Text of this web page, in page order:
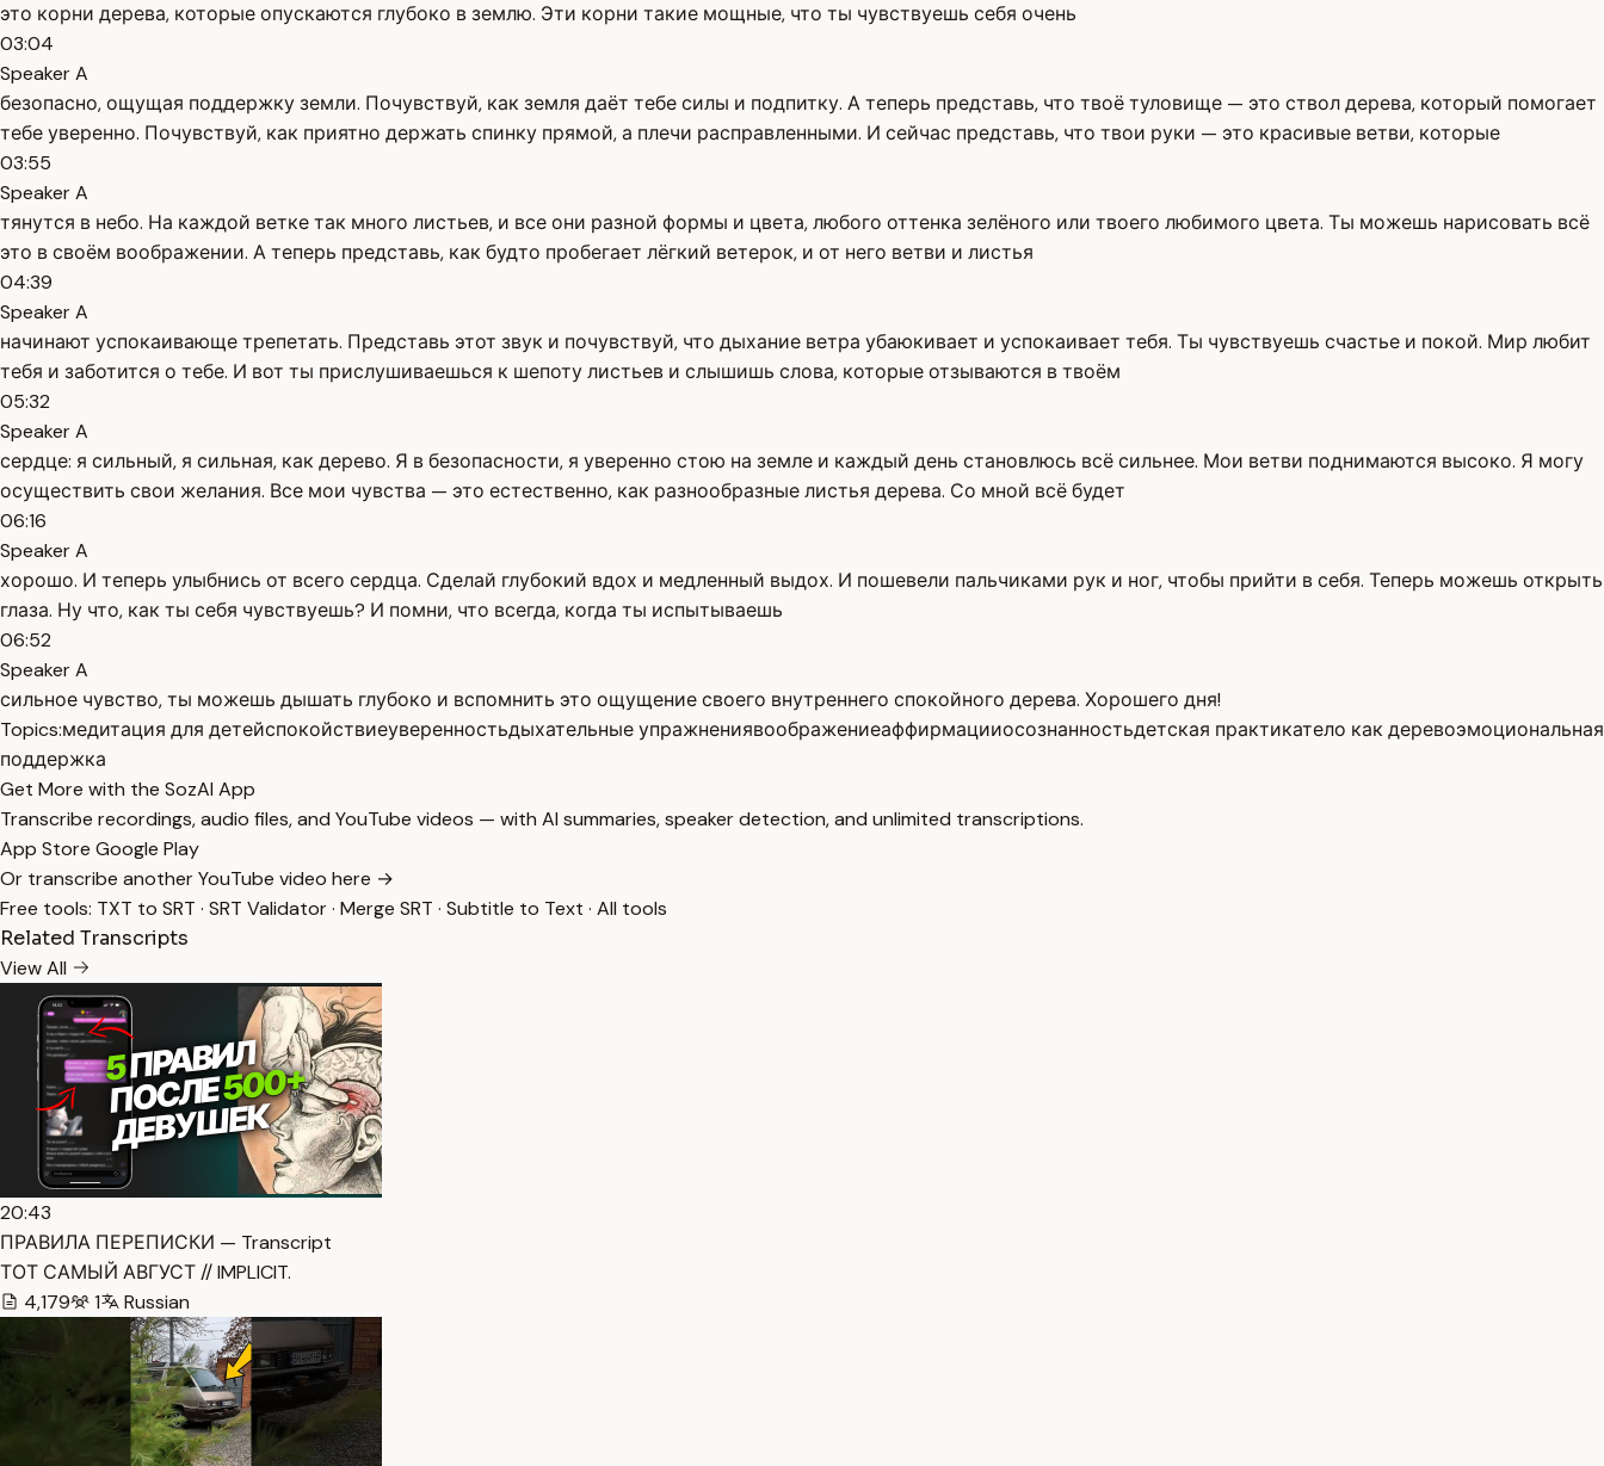
это корни дерева, которые опускаются глубоко в землю. Эти корни такие мощные, что ты чувствуешь себя очень
03:04
Speaker A
безопасно, ощущая поддержку земли. Почувствуй, как земля даёт тебе силы и подпитку. А теперь представь, что твоё туловище — это ствол дерева, который помогает
тебе уверенно. Почувствуй, как приятно держать спинку прямой, а плечи расправленными. И сейчас представь, что твои руки — это красивые ветви, которые
03:55
Speaker A
тянутся в небо. На каждой ветке так много листьев, и все они разной формы и цвета, любого оттенка зелёного или твоего любимого цвета. Ты можешь нарисовать всё
это в своём воображении. А теперь представь, как будто пробегает лёгкий ветерок, и от него ветви и листья
04:39
Speaker A
начинают успокаивающе трепетать. Представь этот звук и почувствуй, что дыхание ветра убаюкивает и успокаивает тебя. Ты чувствуешь счастье и покой. Мир любит
тебя и заботится о тебе. И вот ты прислушиваешься к шепоту листьев и слышишь слова, которые отзываются в твоём
05:32
Speaker A
сердце: я сильный, я сильная, как дерево. Я в безопасности, я уверенно стою на земле и каждый день становлюсь всё сильнее. Мои ветви поднимаются высоко. Я могу
осуществить свои желания. Все мои чувства — это естественно, как разнообразные листья дерева. Со мной всё будет
06:16
Speaker A
хорошо. И теперь улыбнись от всего сердца. Сделай глубокий вдох и медленный выдох. И пошевели пальчиками рук и ног, чтобы прийти в себя. Теперь можешь открыть
глаза. Ну что, как ты себя чувствуешь? И помни, что всегда, когда ты испытываешь
06:52
Speaker A
сильное чувство, ты можешь дышать глубоко и вспомнить это ощущение своего внутреннего спокойного дерева. Хорошего дня!
Topics:медитация для детейспокойствиеуверенностьдыхательные упражнениявоображениеаффирмацииосознанностьдетская практикатело как деревоэмоциональная
поддержка
Get More with the SozAI App
Transcribe recordings, audio files, and YouTube videos — with AI summaries, speaker detection, and unlimited transcriptions.
App Store Google Play
Or transcribe another YouTube video here →
Free tools: TXT to SRT · SRT Validator· Merge SRT · Subtitle to Text · All tools
Related Transcripts
View All
20:43
ПРАВИЛА ПЕРЕПИСКИ — Transcript
ТОТ САМЫЙ АВГУСТ // IMPLICIT.
4,179
1 Russian